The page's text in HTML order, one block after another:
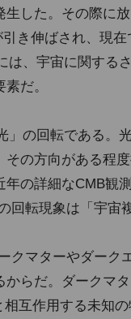
した。その際に
き伸ばされ、現
は、宇宙に関する
だ。
の回転である。
の方向がある程
の詳細なCMB観
転現象は「宇宙
クマターやダーク
らだ。ダークマ
互作用する未知の